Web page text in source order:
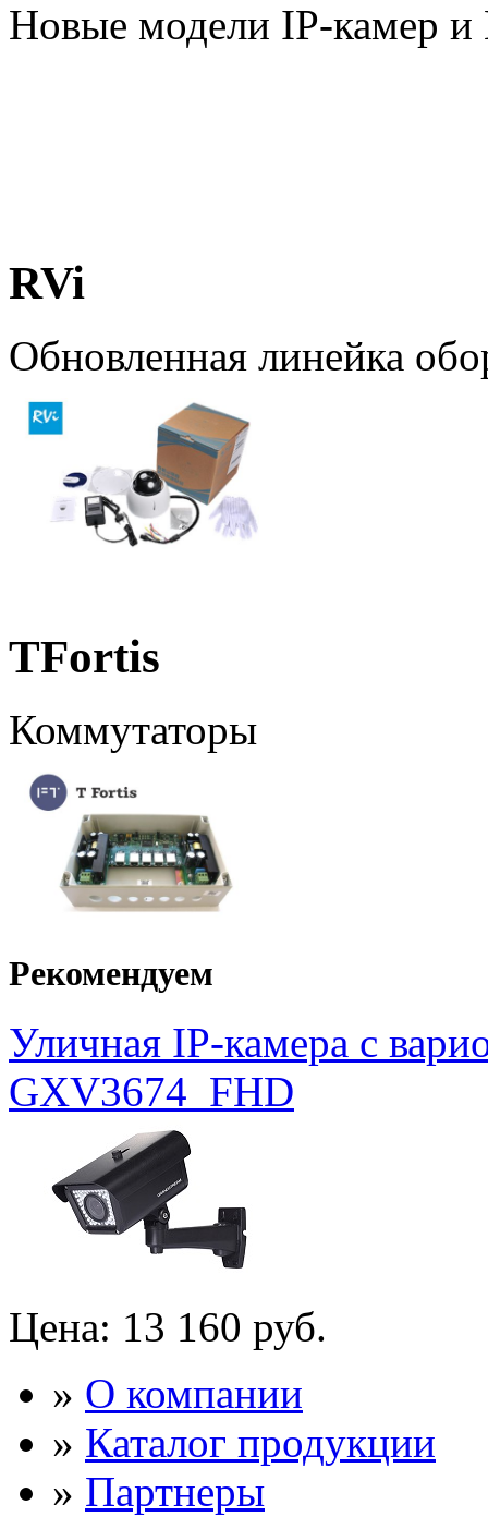
Новые модели IP-камер и
RVi
Обновленная линейка
TFortis
Коммутаторы
Рекомендуем
Уличная IP-камера с
GXV3674_FHD
Цена: 13 160 руб.
» О компании
» Каталог продукции
» Партнеры